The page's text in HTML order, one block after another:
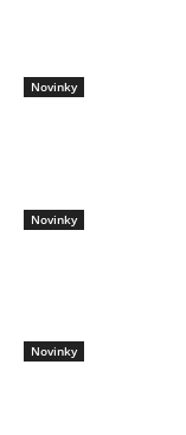
Novinky
Novinky
Novinky